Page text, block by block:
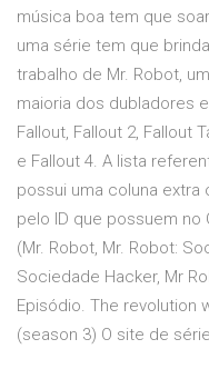
música boa tem que
uma série tem que
trabalho de Mr. Robot,
maioria dos dubladores
Fallout, Fallout 2, Fallout
e Fallout 4. A lista
possui uma coluna
pelo ID que possuem no
(Mr. Robot, Mr. Robot:
Sociedade Hacker, Mr
Episódio. The revolution
(season 3) O site de